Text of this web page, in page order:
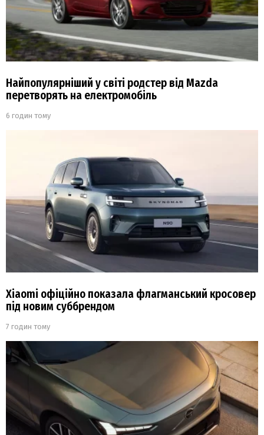
Найпопулярніший у світі родстер від Mazda
перетворять на електромобіль
6 годин тому
Xiaomi офіційно показала флагманський кросовер
під новим суббрендом
7 годин тому